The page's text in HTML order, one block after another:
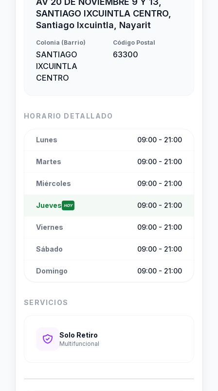
SANTIAGO IXCUINTLA CENTRO,
Santiago Ixcuintla, Nayarit
Colonia (Barrio)
SANTIAGO
IXCUINTLA
CENTRO
Código Postal
63300
HORARIO DETALLADO
Lunes 09:00 - 21:00
Martes 09:00 - 21:00
Miércoles 09:00 - 21:00
Jueves HOY 09:00 - 21:00
Viernes 09:00 - 21:00
Sábado 09:00 - 21:00
Domingo 09:00 - 21:00
SERVICIOS
Solo Retiro
Multifuncional